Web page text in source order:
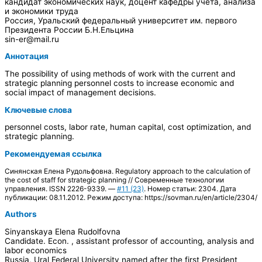
и экономики труда
Россия, Уральский федеральный университет им. первого
Президента России Б.Н.Ельцина
sin-er@mail.ru
Аннотация
The possibility of using methods of work with the current and
strategic planning personnel costs to increase economic and
social impact of management decisions.
Ключевые слова
personnel costs, labor rate, human capital, cost optimization, and
strategic planning.
Рекомендуемая ссылка
Синянская Елена Рудольфовна. Regulatory approach to the calculation of
the cost of staff for strategic planning // Современные технологии
управления. ISSN 2226-9339. — #11 (23). Номер статьи: 2304. Дата
публикации: 08.11.2012. Режим доступа: https://sovman.ru/en/article/2304/
Authors
Sinyanskaya Elena Rudolfovna
Candidate. Econ. , assistant professor of accounting, analysis and
labor economics
Russia, Ural Federal University named after the first President